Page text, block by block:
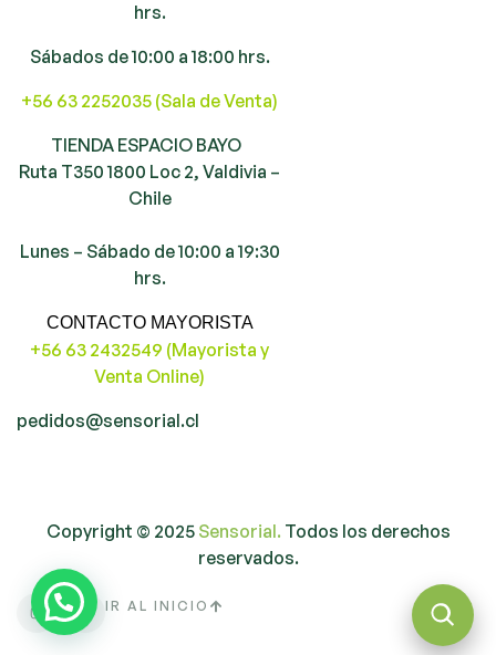
hrs.
Sábados de 10:00 a 18:00 hrs.
+56 63 2252035 (Sala de Venta)
TIENDA ESPACIO BAYO
Ruta T350 1800 Loc 2, Valdivia –
Chile
Lunes – Sábado de 10:00 a 19:30
hrs.
CONTACTO MAYORISTA
+56 63 2432549 (Mayorista y
Venta Online)
pedidos@sensorial.cl
Copyright © 2025 Sensorial. Todos los derechos
reservados.
IR AL INICIO